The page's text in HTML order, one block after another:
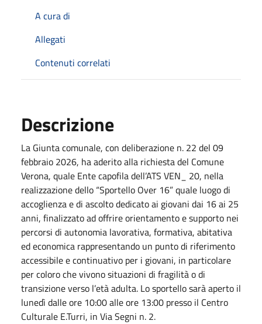
A cura di
Allegati
Contenuti correlati
Descrizione
La Giunta comunale, con deliberazione n. 22 del 09
febbraio 2026, ha aderito alla richiesta del Comune
Verona, quale Ente capofila dell’ATS VEN_ 20, nella
realizzazione dello “Sportello Over 16” quale luogo di
accoglienza e di ascolto dedicato ai giovani dai 16 ai 25
anni, finalizzato ad offrire orientamento e supporto nei
percorsi di autonomia lavorativa, formativa, abitativa
ed economica rappresentando un punto di riferimento
accessibile e continuativo per i giovani, in particolare
per coloro che vivono situazioni di fragilità o di
transizione verso l’età adulta. Lo sportello sarà aperto il
lunedì dalle ore 10:00 alle ore 13:00 presso il Centro
Culturale E.Turri, in Via Segni n. 2.